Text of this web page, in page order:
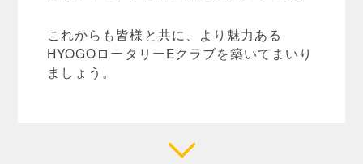
これからも皆様と共に、より魅力ある
HYOGOロータリーEクラブを築いてまいり
ましょう。